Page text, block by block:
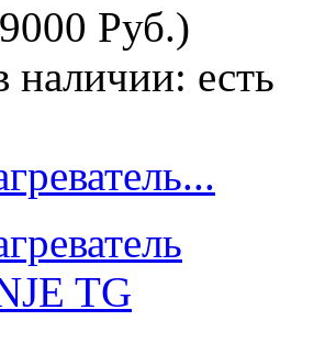
Руб.)
наличии: есть